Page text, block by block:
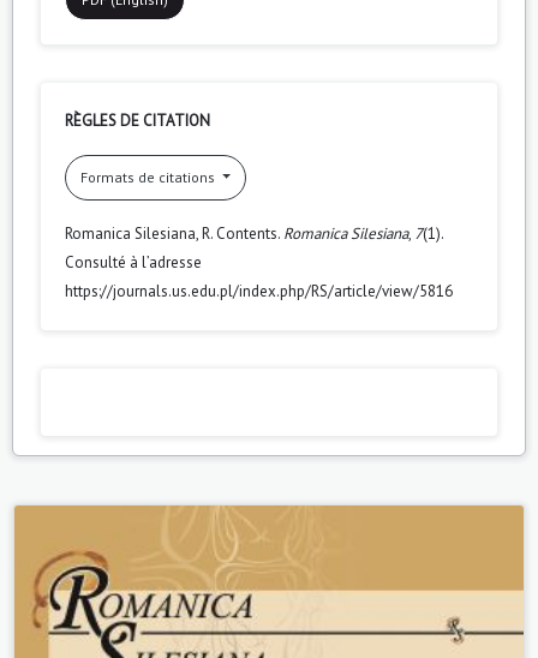
RÈGLES DE CITATION
Formats de citations
Romanica Silesiana, R. Contents. Romanica Silesiana, 7(1).
Consulté à l’adresse
https://journals.us.edu.pl/index.php/RS/article/view/5816